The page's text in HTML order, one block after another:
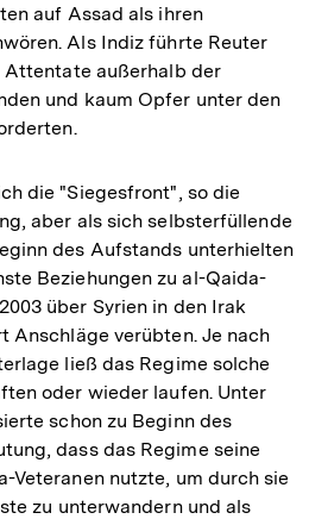
auf Assad als ihren
Als Indiz führte Reuter
Attentate außerhalb der
und kaum Opfer unter den
die "Siegesfront", so die
aber als sich selbsterfüllende
des Aufstands unterhielten
Beziehungen zu al-Qaida-
über Syrien in den Irak
Anschläge verübten. Je nach
ließ das Regime solche
oder wieder laufen. Unter
schon zu Beginn des
dass das Regime seine
Veteranen nutzte, um durch sie
zu unterwandern und als